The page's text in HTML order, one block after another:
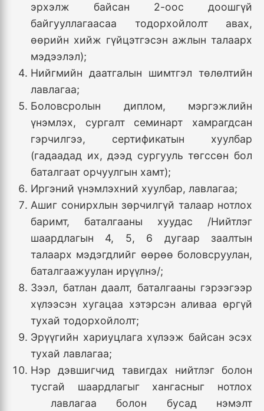
эрхэлж байсан 2-оос доошгүй
байгууллагаасаа тодорхойлолт авах,
өөрийн хийж гүйцэтгэсэн ажлын талаарх
мэдээлэл);
Нийгмийн даатгалын шимтгэл төлөлтийн
лавлагаа;
Боловсролын диплом, мэргэжлийн
үнэмлэх, сургалт семинарт хамрагдсан
гэрчилгээ, сертификатын хуулбар
(гадаадад их, дээд сургууль төгссөн бол
баталгаат орчуулгын хамт);
Иргэний үнэмлэхний хуулбар, лавлагаа;
Ашиг сонирхлын зөрчилгүй талаар нотлох
баримт, баталгааны хуудас /Нийтлэг
шаардлагын 4, 5, 6 дугаар заалтын
талаарх мэдэгдлийг өөрөө боловсруулан,
баталгаажуулан ирүүлнэ/;
Зээл, батлан даалт, баталгааны гэрээгээр
хүлээсэн хугацаа хэтэрсэн аливаа өргүй
тухай тодорхойлолт;
Эрүүгийн хариуцлага хүлээж байсан эсэх
тухай лавлагаа;
Нэр дэвшигчид тавигдах нийтлэг болон
тусгай шаардлагыг хангасныг нотлох
лавлагаа болон бусад нэмэлт